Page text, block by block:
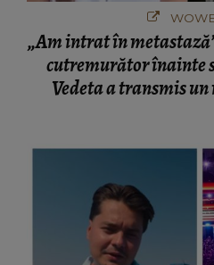
„Am intrat în
cutremurător înainte
Vedeta a transmis